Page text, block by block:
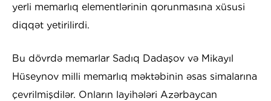
yerli memarlıq elementlərinin qorunmasına xüsusi
diqqət yetirilirdi.
Bu dövrdə memarlar Sadıq Dadaşov və Mikayıl
Hüseynov milli memarlıq məktəbinin əsas simalarına
çevrilmişdilər. Onların layihələri Azərbaycan